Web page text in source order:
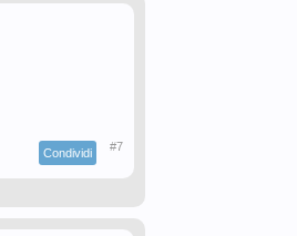
Condividi #7